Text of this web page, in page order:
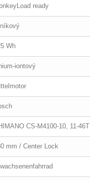
ready
Wh
iontový
CS-M4100-10, 11-46T
mm / Center Lock